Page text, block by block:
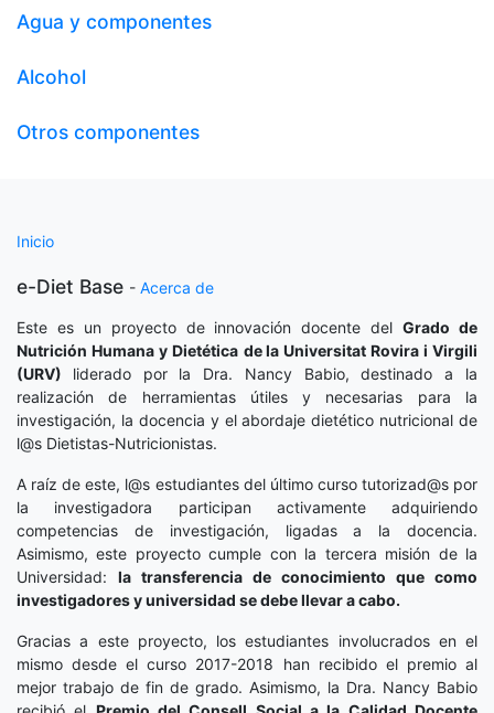
Agua y componentes
Alcohol
Otros componentes
Inicio
e-Diet Base - Acerca de
Este es un proyecto de innovación docente delGrado de
Nutrición Humana y Dietética de la Universitat Rovira i Virgili
(URV) liderado por la Dra. Nancy Babio, destinado a la
realización de herramientas útiles y necesarias para la
investigación, la docencia y el abordaje dietético nutricional de
l@s Dietistas-Nutricionistas.
A raíz de este, l@s estudiantes del último curso tutorizad@s por
la investigadora participan activamente adquiriendo
competencias de investigación, ligadas a la docencia.
Asimismo, este proyecto cumple con la tercera misión de la
Universidad: la transferencia de conocimiento que como
investigadores y universidad se debe llevar a cabo.
Gracias a este proyecto, los estudiantes involucrados en el
mismo desde el curso 2017-2018 han recibido el premio al
mejor trabajo de fin de grado. Asimismo, la Dra. Nancy Babio